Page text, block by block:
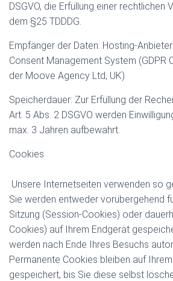
DSGVO, die Erfüllung einer rechtlichen
dem §25 TDDDG.
Empfänger der Daten: Hosting-
Consent Management System (GDPR
der Moove Agency Ltd, UK)
Speicherdauer: Zur Erfüllung der
Art. 5 Abs. 2 DSGVO werden
max. 3 Jahren aufbewahrt.
Cookies
Unsere Internetseiten verwenden so
Sie werden entweder vorübergehend
Sitzung (Session-Cookies) oder
Cookies) auf Ihrem Endgerät
werden nach Ende Ihres Besuchs
Permanente Cookies bleiben auf
gespeichert, bis Sie diese selbst